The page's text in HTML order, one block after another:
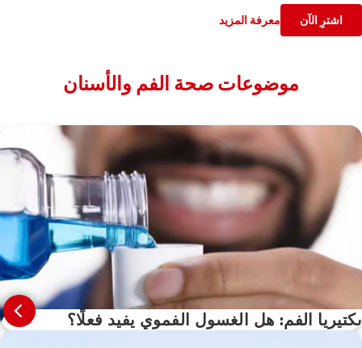
العناية بالفم الشائعة⁵
⁵تقليل طبقة البلاك مقارنةً بأي معجون أسنان بالفلورايد، مع الاستخدام المستمر
اشترِ الآن معرفة المزيد
موضوعات صحة الفم والأسنان
بكتيريا الفم: هل الغسول الفموي يفيد فعلًا؟